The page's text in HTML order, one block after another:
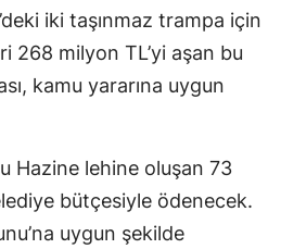
iki taşınmaz trampa için
268 milyon TL’yi aşan bu
kamu yararına uygun
Hazine lehine oluşan 73
bütçesiyle ödenecek.
uygun şekilde